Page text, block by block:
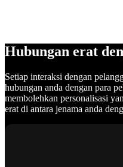
Hubungan erat
Setiap interaksi dengan
hubungan anda dengan para
membolehkan personalisasi
erat di antara jenama anda